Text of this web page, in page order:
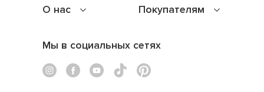
Это новая одежда или бывшая в
Azuri, которые участвуют в распродаже из-за сезонного
обновления коллекций.
О нас Покупателям
Мы в социальных сетях